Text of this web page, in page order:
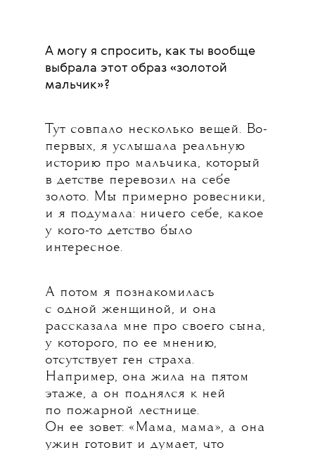
А могу я спросить, как ты вообще
выбрала этот образ «золотой
мальчик»?
Тут совпало несколько вещей. Во-
первых, я услышала реальную
историю про мальчика, который
в детстве перевозил на себе
золото. Мы примерно ровесники,
и я подумала: ничего себе, какое
у кого-то детство было
интересное.
А потом я познакомилась
с одной женщиной, и она
рассказала мне про своего сына,
у которого, по ее мнению,
отсутствует ген страха.
Например, она жила на пятом
этаже, а он поднялся к ней
по пожарной лестнице.
Он ее зовет: «Мама, мама», а она
ужин готовит и думает, что